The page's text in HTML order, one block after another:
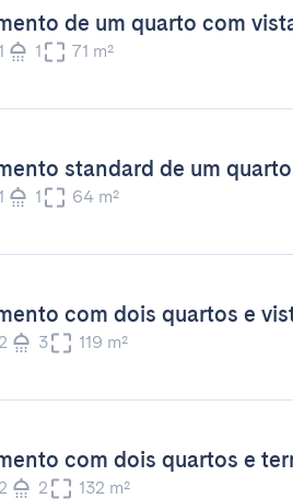
de um quarto com
1 1 71 m²
standard de um quarto
1 1 64 m²
com dois quartos e
2 3 119 m²
com dois quartos e
2 2 132 m²